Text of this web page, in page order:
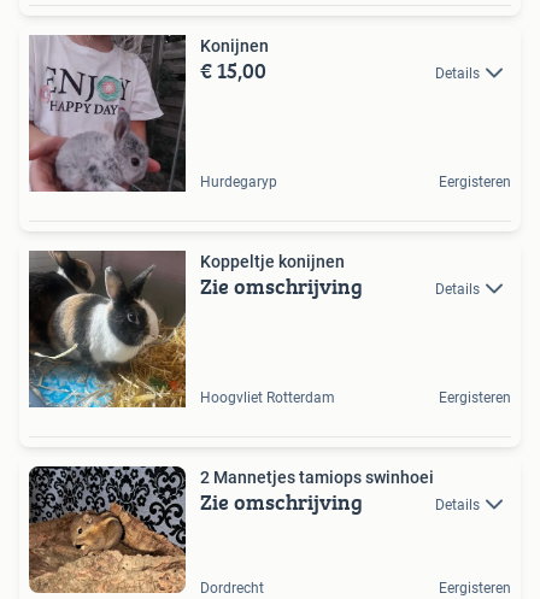
Konijnen
€ 15,00 Details
Hurdegaryp Eergisteren
Koppeltje konijnen
Zie omschrijving Details
Hoogvliet Rotterdam Eergisteren
2 Mannetjes tamiops swinhoei
Zie omschrijving Details
Dordrecht Eergisteren